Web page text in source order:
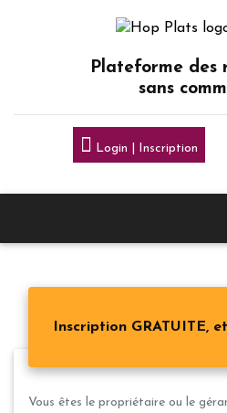
Plateforme des
sans
Login | Inscription
Inscription GRATUITE,
Vous êtes le propriétaire ou le